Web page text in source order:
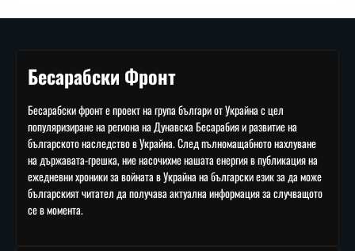
Бесарабски Фронт
Бесарабски фронт е проект на група българи от Украйна с цел
популяризиране на региона на Дунавска Бесарабия и развитие на
българското наследство в Украйна. След пълномащабното нахлуване
на държавата-грешка, ние насочихме нашата енергия в публикация на
ежедневни хроники за войната в Украйна на български език за да може
българският читател да получава актуална информация за случващото
се в момента.